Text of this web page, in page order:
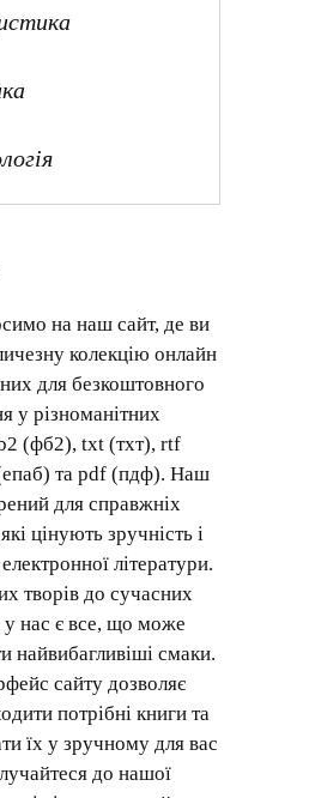
на наш сайт, де ви
колекцію онлайн
для безкоштовного
у різноманітних
(фб2), txt (тхт), rtf
та pdf (пдф). Наш
для справжніх
цінують зручність і
літератури.
творів до сучасних
у нас є все, що може
найвибагливіші смаки.
сайту дозволяє
потрібні книги та
їх у зручному для вас
до нашої